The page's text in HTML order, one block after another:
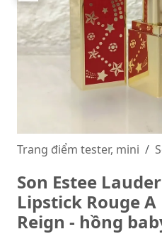
Trang điểm tester, mini
Son Estee
Lipstick Rouge
Reign - hồng